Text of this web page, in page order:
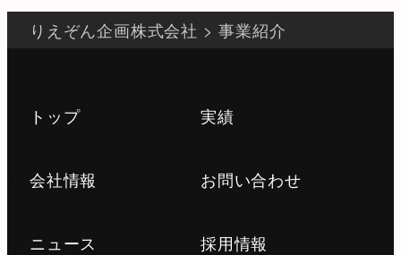
りえぞん企画株式会社 >事業紹介
トップ
会社情報
ニュース
実績
お問い合わせ
採用情報